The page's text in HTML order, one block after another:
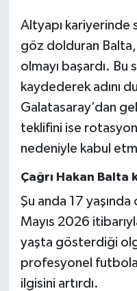
Altyapı
göz dolduran Balta,
olmayı başardı.
kaydederek adını
Galatasaray’dan
teklifini ise
nedeniyle kabul
Çağrı Hakan Balta
Şu anda 17
Mayıs 2026
yaşta gösterdiği
profesyonel futbola
ilgisini artırdı.